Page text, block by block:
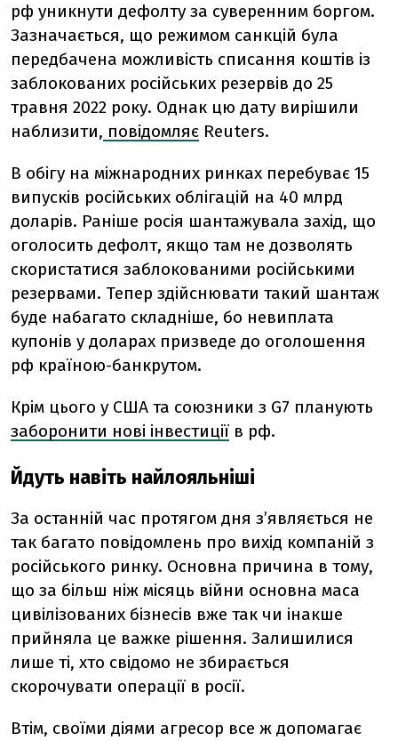
рф уникнути дефолту за суверенним боргом.
Зазначається, що режимом санкцій була
передбачена можливість списання коштів із
заблокованих російських резервів до 25
травня 2022 року. Однак цю дату вирішили
наблизити, повідомляє Reuters.
В обігу на міжнародних ринках перебуває 15
випусків російських облігацій на 40 млрд
доларів. Раніше росія шантажувала захід, що
оголосить дефолт, якщо там не дозволять
скористатися заблокованими російськими
резервами. Тепер здійснювати такий шантаж
буде набагато складніше, бо невиплата
купонів у доларах призведе до оголошення
рф країною-банкрутом.
Крім цього у США та союзники з G7 планують
заборонити нові інвестиції в рф.
Йдуть навіть найлояльніші
За останній час протягом дня з’являється не
так багато повідомлень про вихід компаній з
російського ринку. Основна причина в тому,
що за більш ніж місяць війни основна маса
цивілізованих бізнесів вже так чи інакше
прийняла це важке рішення. Залишилися
лише ті, хто свідомо не збирається
скорочувати операції в росії.
Втім, своїми діями агресор все ж допомагає